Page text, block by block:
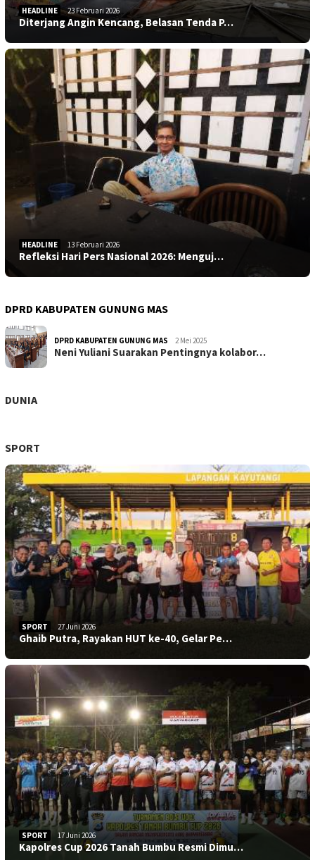
HEADLINE 23 Februari 2026
Diterjang Angin Kencang, Belasan Tenda P…
HEADLINE 13 Februari 2026
Refleksi Hari Pers Nasional 2026: Menguj…
DPRD KABUPATEN GUNUNG MAS
DPRD KABUPATEN GUNUNG MAS 2 Mei 2025
Neni Yuliani Suarakan Pentingnya kolabor…
DUNIA
SPORT
SPORT 27 Juni 2026
Ghaib Putra, Rayakan HUT ke-40, Gelar Pe…
SPORT 17 Juni 2026
Kapolres Cup 2026 Tanah Bumbu Resmi Dimu…